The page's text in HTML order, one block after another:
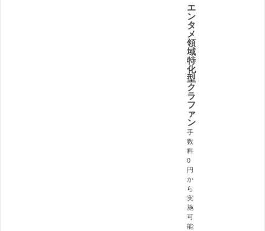
エ
ン
タ
メ
領
域
特
化
型
ク
ラ
フ
ァ
ン
手
数
料
0
円
か
ら
実
施
可
能